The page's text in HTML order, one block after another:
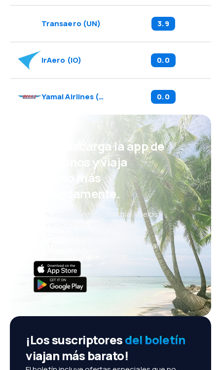
Transaero(UN) 3.9
IrAero (IO) 0.0
Yamal Airlines (YC 0.0
¡Eh! Descarga la app de
eDestinos y viaja
incluso más
cómodamente.
Nuevas ofertas cada día: vuelos,
vacaciones, escapadas
Cómoda gestión de reservas
¡Todo lo que importa, siempre al
¡Los suscriptoresdel boletín
viajan más barato!